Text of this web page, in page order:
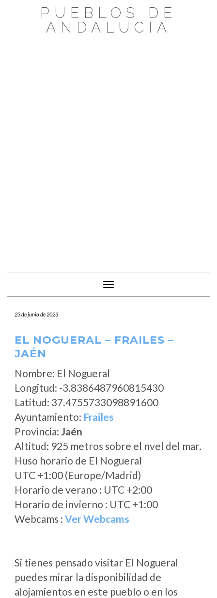
PUEBLOS DE
ANDALUCIA
Cambiar modo de navegación
23 de junio de 2023
EL NOGUERAL – FRAILES –
JAÉN
Nombre: El Nogueral
Longitud: -3.8386487960815430
Latitud: 37.4755733098891600
Ayuntamiento: Frailes
Provincia: Jaén
Altitud: 925 metros sobre el nvel del mar.
Huso horario de El Nogueral
UTC +1:00 (Europe/Madrid)
Horario de verano : UTC +2:00
Horario de invierno : UTC +1:00
Webcams : Ver Webcams
Si tienes pensado visitar El Nogueral
puedes mirar la disponibilidad de
alojamientos en este pueblo o en los